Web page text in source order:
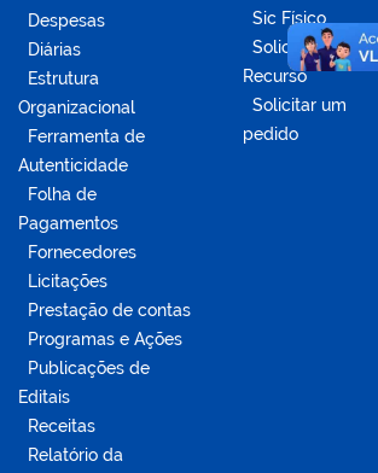
Despesas
Diárias
Estrutura
Organizacional
Ferramenta de
Autenticidade
Folha de
Pagamentos
Fornecedores
Licitações
Prestação de contas
Programas e Ações
Publicações de
Editais
Receitas
Relatório da
Sic Físico
Solicitar
Recurso
Solicitar um
pedido